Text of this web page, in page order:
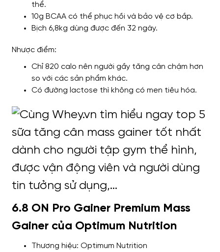
thể.
10g BCAA có thể phục hồi và bảo vệ cơ bắp.
Bịch 6,8kg dùng được đến 32 ngày.
Nhược điểm:
Chỉ 820 calo nên người gầy tăng cân chậm hơn
so với các sản phẩm khác.
Có đường lactose thì không có men tiêu hóa.
6.8 ON Pro Gainer Premium Mass
Gainer của Optimum Nutrition
Thương hiệu: Optimum Nutrition